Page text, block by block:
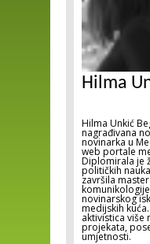
Hilma
Hilma Unkić
nagrađivana
novinarka u
web portale
Diplomirala je
političkih
završila
novinarskog
medijskih
aktivistica više
projekata,
umjetnosti.